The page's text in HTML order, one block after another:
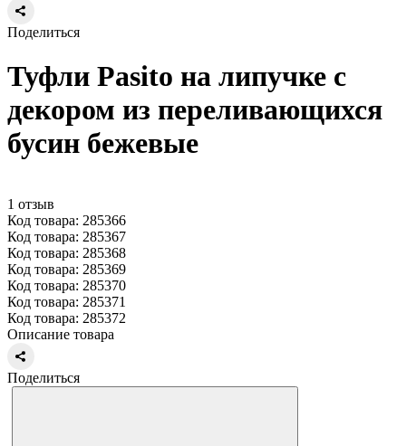
Поделиться
Туфли Pasito на липучке с
декором из переливающихся
бусин бежевые
1 отзыв
Код товара: 285366
Код товара: 285367
Код товара: 285368
Код товара: 285369
Код товара: 285370
Код товара: 285371
Код товара: 285372
Описание товара
Поделиться